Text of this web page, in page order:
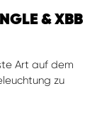
& XBB
Art auf dem
zu